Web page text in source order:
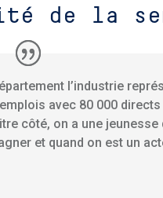
de la
l’industrie
avec 80 000 directs
côté, on a une jeunesse
et quand on est un